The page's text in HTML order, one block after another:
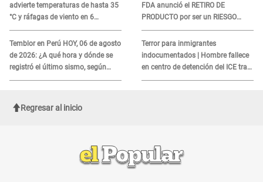
advierte temperaturas de hasta 35
°C y ráfagas de viento en 6
regiones del país
Temblor en Perú HOY, 06 de agosto
de 2026: ¿A qué hora y dónde se
registró el último sismo, según
IGP?
FDA anunció el RETIRO DE
PRODUCTO por ser un RIESGO
MORTAL para consumidores: ¿Cuál
es?
Terror para inmigrantes
indocumentados | Hombre fallece
en centro de detención del ICE tras
sufrir una "emergencia médica"
Regresar al inicio